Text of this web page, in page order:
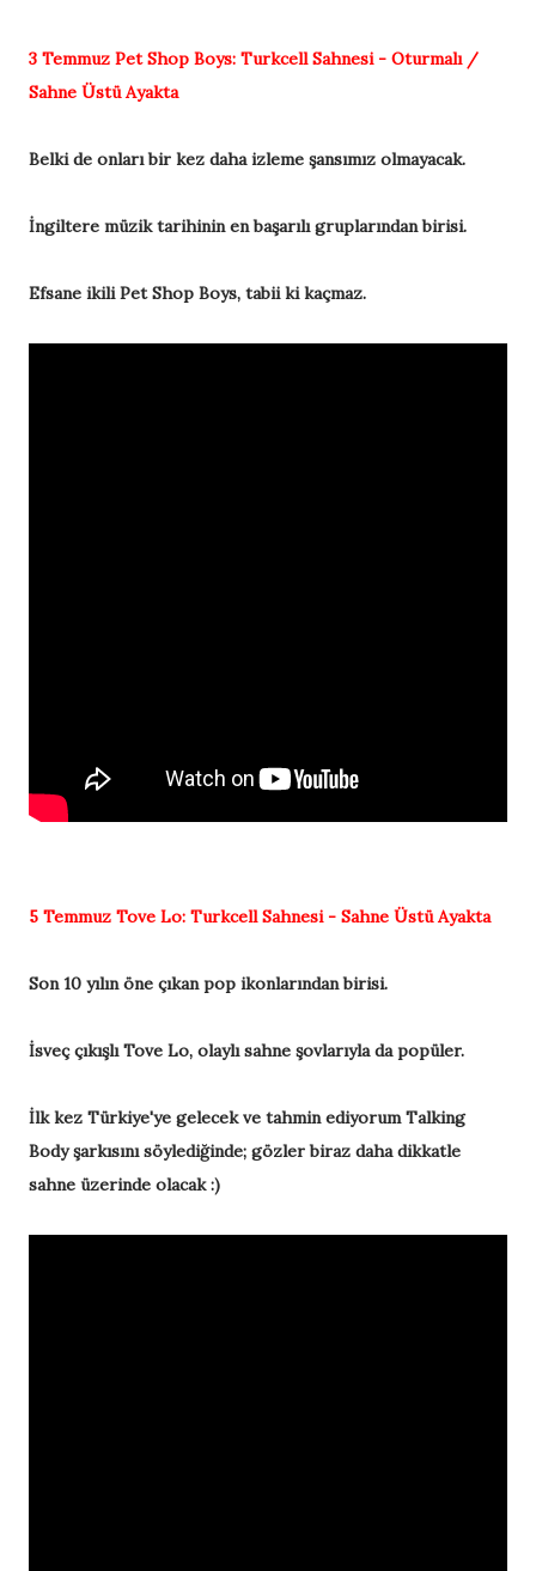
3 Temmuz Pet Shop Boys: Turkcell Sahnesi - Oturmalı /
Sahne Üstü Ayakta
Belki de onları bir kez daha izleme şansımız olmayacak.
İngiltere müzik tarihinin en başarılı gruplarından birisi.
Efsane ikili Pet Shop Boys, tabii ki kaçmaz.
5 Temmuz Tove Lo: Turkcell Sahnesi - Sahne Üstü Ayakta
Son 10 yılın öne çıkan pop ikonlarından birisi.
İsveç çıkışlı Tove Lo, olaylı sahne şovlarıyla da popüler.
İlk kez Türkiye'ye gelecek ve tahmin ediyorum Talking
Body şarkısını söylediğinde; gözler biraz daha dikkatle
sahne üzerinde olacak :)